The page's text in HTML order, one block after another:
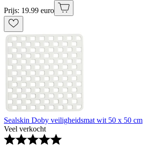
Prijs: 19.99 euro
Sealskin Doby veiligheidsmat wit 50 x 50 cm
Veel verkocht